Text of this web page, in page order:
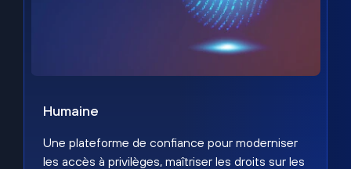
Humaine
Une plateforme de confiance pour moderniser
les accès à privilèges, maîtriser les droits sur les